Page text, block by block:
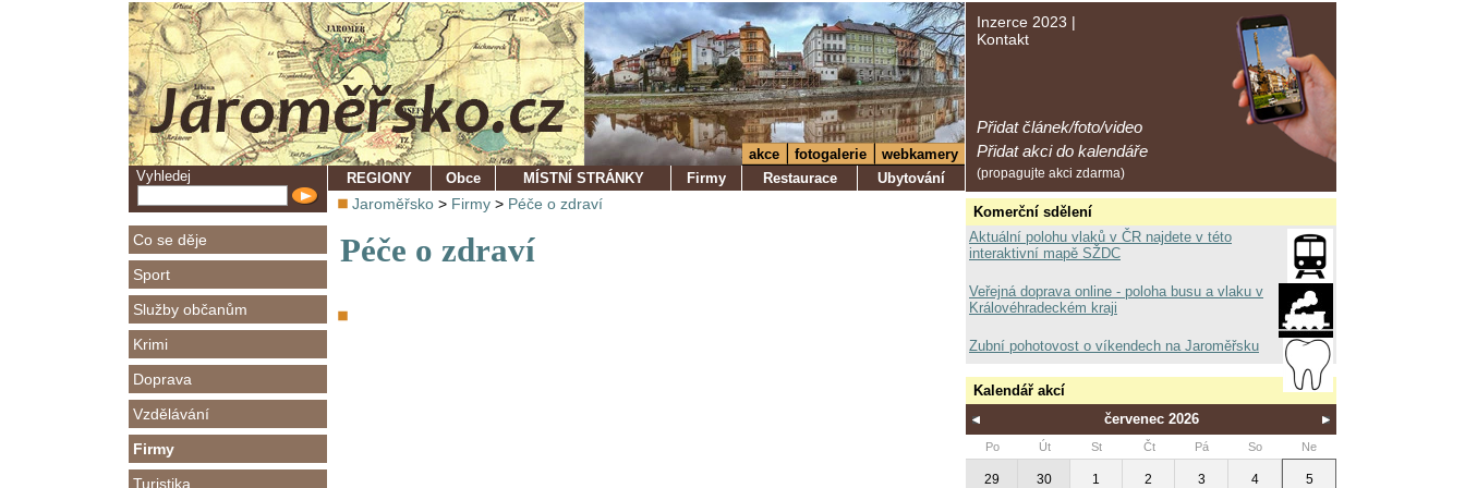
Vyhledej
Co se děje
Sport
Služby občanům
Krimi
Doprava
Vzdělávání
Firmy
Turistika
Inzerce 2023 |
Kontakt
Přidat článek/foto/video
Přidat akci do kalendáře
(propagujte akci zdarma)
akce fotogalerie
webkamery
REGIONY
Obce MÍSTNÍ STRÁNKY Firmy Restaurace Ubytování
Jaroměřsko > Firmy > Péče o zdraví
Péče o zdraví
Komerční sdělení
Aktuální polohu vlaků v ČR najdete v této
interaktivní mapě SŽDC
Veřejná doprava online - poloha busu a vlaku v
Královéhradeckém kraji
Zubní pohotovost o víkendech na Jaroměřsku
Kalendář akcí
červenec 2026
Po Út St Čt Pá So Ne
29 30 1 2 3 4 5